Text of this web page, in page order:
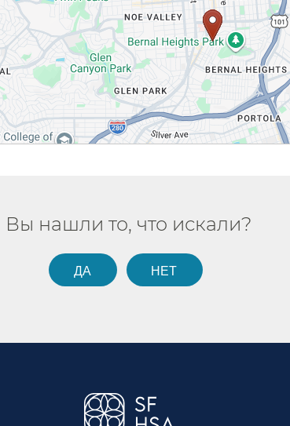
Вы нашли то, что искали?​​
ДА​​ НЕТ​​